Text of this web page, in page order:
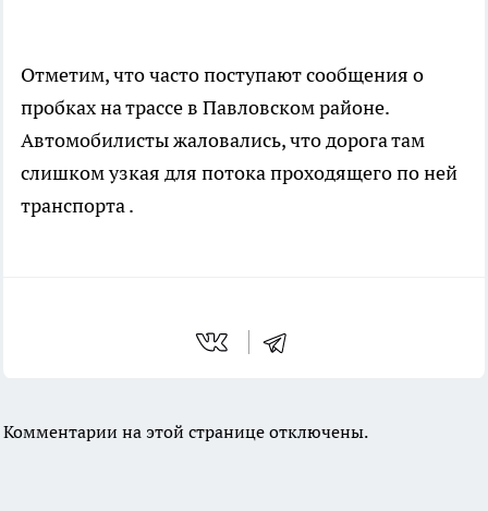
Отметим, что часто поступают сообщения о
пробках на трассе в Павловском районе.
Автомобилисты жаловались, что дорога там
слишком узкая для потока проходящего по ней
транспорта .
Комментарии на этой странице отключены.